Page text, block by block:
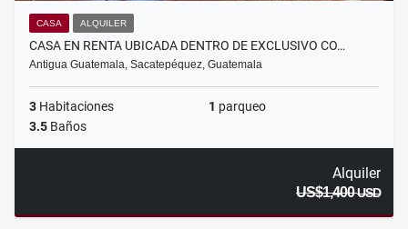
CASA ALQUILER
CASA EN RENTA UBICADA DENTRO DE EXCLUSIVO CO…
Antigua Guatemala, Sacatepéquez, Guatemala
3 Habitaciones 1 parqueo
3.5 Baños
Alquiler
US$1,400USD